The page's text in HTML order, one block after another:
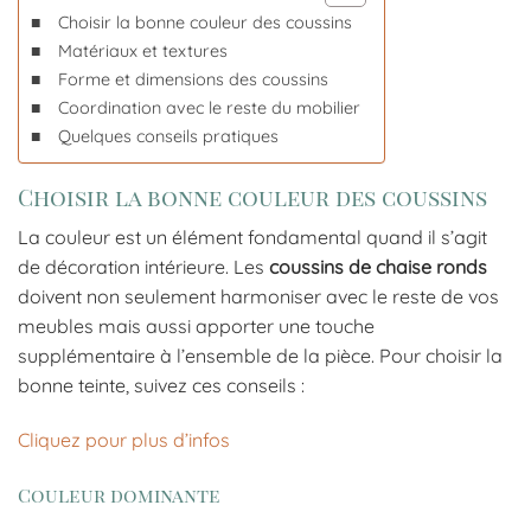
Choisir la bonne couleur des coussins
Matériaux et textures
Forme et dimensions des coussins
Coordination avec le reste du mobilier
Quelques conseils pratiques
Choisir la bonne couleur des coussins
La couleur est un élément fondamental quand il s’agit
de décoration intérieure. Les coussins de chaise ronds
doivent non seulement harmoniser avec le reste de vos
meubles mais aussi apporter une touche
supplémentaire à l’ensemble de la pièce. Pour choisir la
bonne teinte, suivez ces conseils :
Cliquez pour plus d’infos
Couleur dominante